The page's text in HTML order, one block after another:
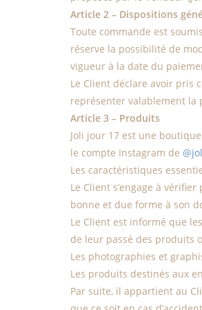
Article 2 – Dispositions
Toute commande est
réserve la possibilité de
vigueur à la date du
Le Client déclare avoir pris
représenter valablement la
Article 3 – Produits
Joli jour 17 est une
le compte Instagram de @
Les caractéristiques
Le Client s’engage à
bonne et due forme à son
Le Client est informé que
de leur passé des produits
Les photographies et
Les produits destinés aux
Par suite, il appartient au